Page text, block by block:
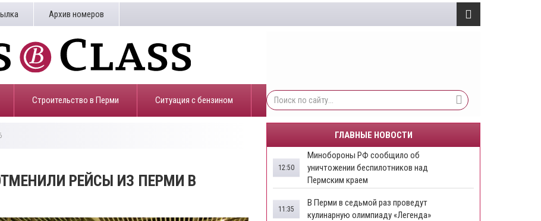
Архив номеров
Строительство в Перми ​Ситуация с бензином
РЕЙСЫ ИЗ ПЕРМИ В
ГЛАВНЫЕ НОВОСТИ
Минобороны РФ сообщило об
уничтожении беспилотников над
Пермским краем
12:50
В Перми в седьмой раз проведут
кулинарную олимпиаду «Легенда»
11:35